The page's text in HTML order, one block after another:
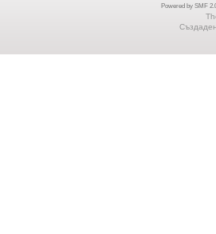
Powered by SMF